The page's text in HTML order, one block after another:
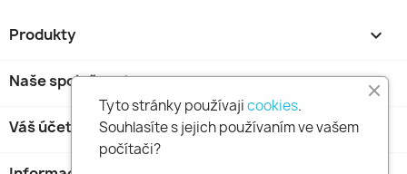
Produkty 
Naše společnost 
Váš účet
Tyto stránky používajicookies.
Souhlasíte s jejich používaním ve vašem
počítači?